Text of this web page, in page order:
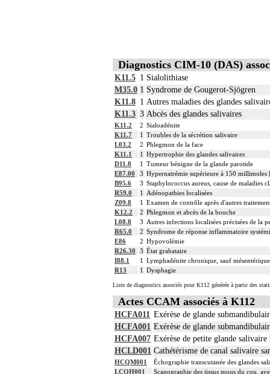
Diagnostics CIM-10 (DAS)
K11.5 1 Sialolithiase
M35.0 1 Syndrome de Gougerot-Sjögren
K11.8 1 Autres maladies des glandes
K11.3 3 Abcès des glandes salivaires
K11.2 2 Sialoadénite
K11.7
1 Troubles de la sécrétion salivaire
L03.2
2 Phlegmon de la face
K11.1
1 Hypertrophie des glandes salivaires
D11.0
1 Tumeur bénigne de la glande parotide
E87.00
3 Hypernatrémie supérieure à 150
B95.6
3 Staphylococcus aureus, cause de maladies
R59.0
1
Adénopathies localisées
Z09.8
1 Examen de contrôle après d'autres
K12.2
2 Phlegmon et abcès de la bouche
L08.8
3 Autres infections localisées précisées de la
R65.0
2 Syndrome de réponse inflammatoire
E86
2 Hypovolémie
R26.30
3 État grabataire
I88.1
1 Lymphadénite chronique, sauf mésentérique
R13
1 Dysphagie
Liste de diagnostics associés pour K112 générée à partir des
Actes CCAM associés à K112
HCFA011 Exérèse de glande
HCFA001 Exérèse de glande
HCFA007 Exérèse de petite glande
HCLD001 Cathétérisme de canal salivaire
HCQM001
Échographie transcutanée des glandes
LCQH001
Scanographie des tissus mous du cou,